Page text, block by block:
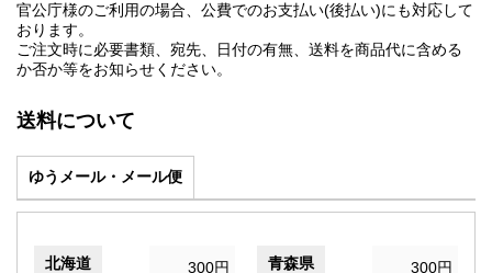
官公庁様のご利用の場合、公費でのお支払い(後払い)にも対応して
おります。
ご注文時に必要書類、宛先、日付の有無、送料を商品代に含める
か否か等をお知らせください。
送料について
ゆうメール・メール便
北海道 300円 青森県 300円